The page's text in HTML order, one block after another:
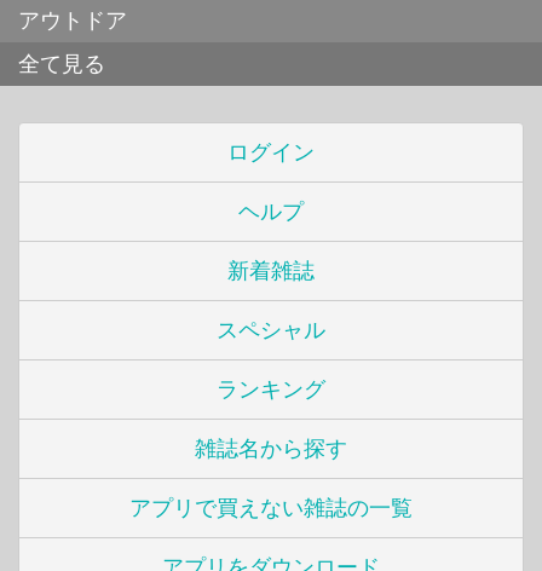
アウトドア
全て見る
ログイン
ヘルプ
新着雑誌
スペシャル
ランキング
雑誌名から探す
アプリで買えない雑誌の一覧